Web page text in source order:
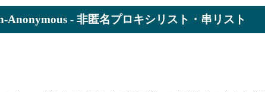
Anonymous - 非匿名プロキシリスト・串リスト